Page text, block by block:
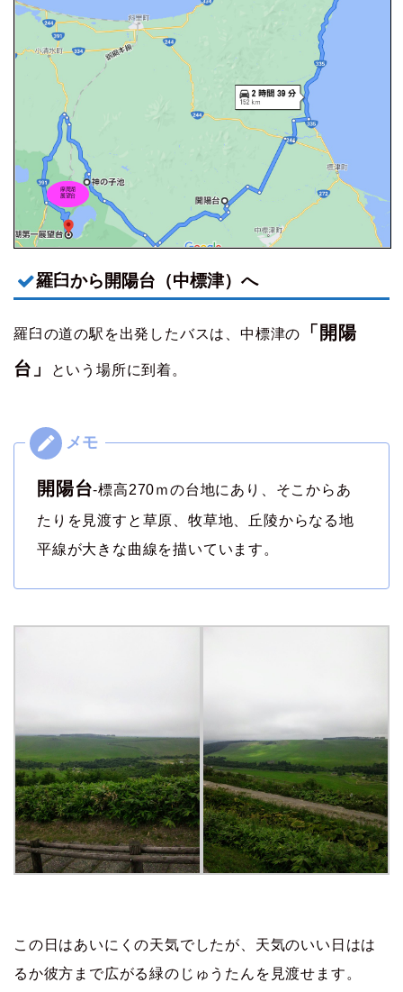
羅臼から開陽台（中標津）へ
羅臼の道の駅を出発したバスは、中標津の
「開陽
台」
という場所に到着。
開陽台-標高270ｍの台地にあり、そこからあ
たりを見渡すと草原、牧草地、丘陵からなる地
平線が大きな曲線を描いています。
この日はあいにくの天気でしたが、天気のいい日はは
るか彼方まで広がる緑のじゅうたんを見渡せます。